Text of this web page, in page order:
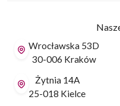
Wrocławska 53D
30-006 Kraków
Żytnia 14A
25-018 Kielce